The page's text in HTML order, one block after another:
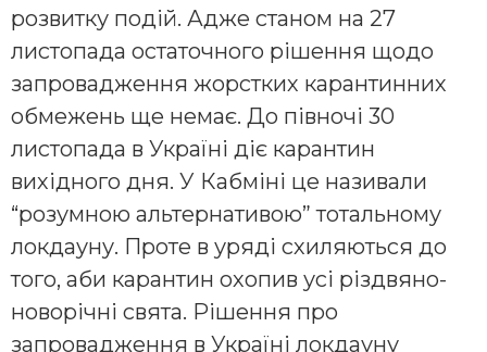
розвитку подій. Адже станом на 27
листопада остаточного рішення щодо
запровадження жорстких карантинних
обмежень ще немає. До півночі 30
листопада в Україні діє карантин
вихідного дня. У Кабміні це називали
“розумною альтернативою” тотальному
локдауну. Проте в уряді схиляються до
того, аби карантин охопив усі різдвяно-
новорічні свята. Рішення про
запровадження в Україні локдауну